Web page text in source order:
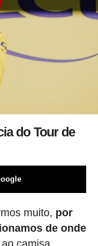
do Tour de
muito, por
de onde
camisa